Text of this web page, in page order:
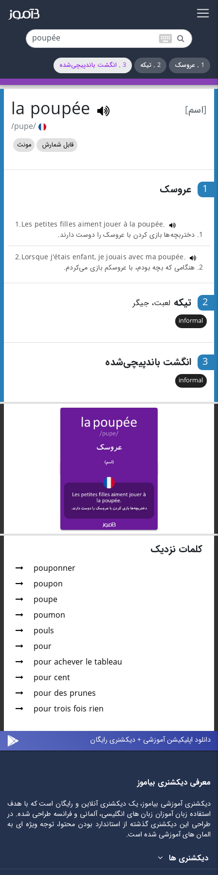
keyboard
1 . عروسک 2 . تیکه 3 . انگشت باندپیچی‌شده
[اسم] la poupée
/pupe/
قابل شمارش مونث
1 عروسک
1.Les petites filles aiment jouer à la poupée.
1. دختربچه‌ها بازی کردن با عروسک را دوست دارند.
2.Lorsque j'étais enfant, je jouais avec ma poupée.
2. هنگامی که بچه بودم، با عروسکم بازی می‌کردم.
2 تیکه لعبت، جیگر
informal
3 انگشت باندپیچی‌شده
informal
کلمات نزدیک
pouponner
poupon
poupe
poumon
pouls
pour
pour achever le tableau
pour cent
pour des prunes
pour trois fois rien
دانلود اپلیکیشن آموزشی + دیکشنری رایگان
معرفی دیکشنری بیاموز
دیکشنری آموزشی بیاموز، یک دیکشنری آنلاین و رایگان است که با هدف
استفاده زبان آموزان زبان های انگلیسی، آلمانی و فرانسه طراحی شده. در
طراحی این دیکشنری گذشته از استاندارد بودن محتوا، توجه ویژه ای به
المان های آموزشی شده است.
دیکشنری ها